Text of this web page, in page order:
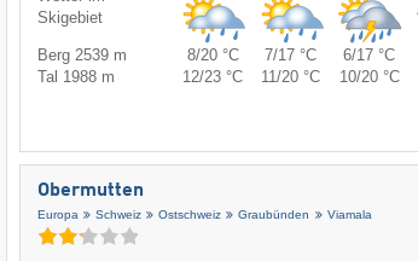
Skigebiet
Berg 2539 m 8/20 °C 7/17 °C 6/17 °C
Tal 1988 m
12/23 °C 11/20 °C 10/20 °C
Obermutten
Europa Schweiz Ostschweiz Graubünden Viamala